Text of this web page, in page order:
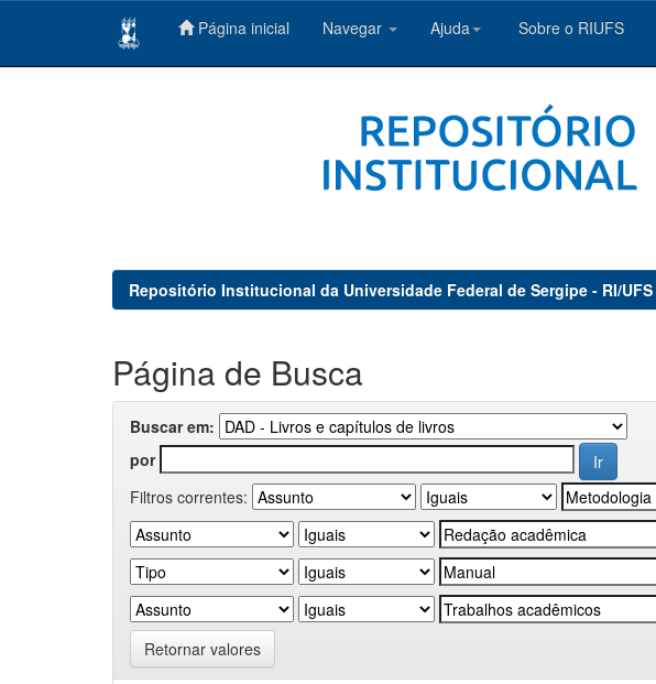
Página inicial Navegar Ajuda Sobre o RIUFS
Repositório Institucional da Universidade Federal de Sergipe - RI/UFS
Página de Busca
Buscar em:
por
Filtros correntes:
Retornar valores